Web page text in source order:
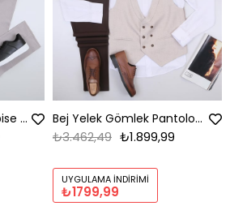
Açık Gri Spor Takım Elbise Kombini Erkek | Slim Fit Şık Günlük Set Bej Yelek Gömlek Pantolon Ayakkabı Kombin
₺1.899,99
₺3.462,49
UYGULAMA İNDIRIMI
₺1799,99